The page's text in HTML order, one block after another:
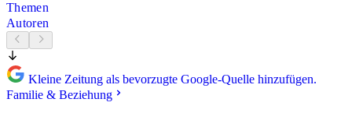
Themen
Autoren
Kleine Zeitung als bevorzugte Google-Quelle hinzufügen.
Familie & Beziehung